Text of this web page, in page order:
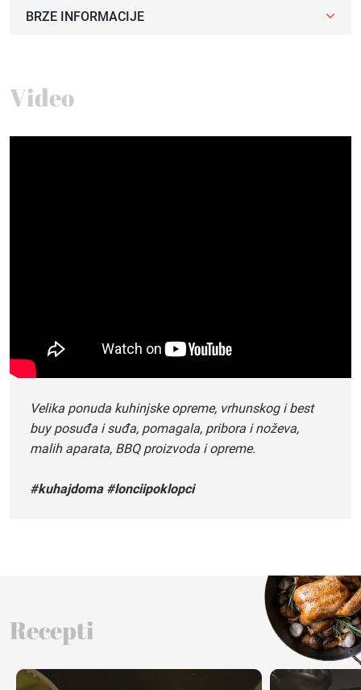
BRZE INFORMACIJE
Video
Velika ponuda kuhinjske opreme, vrhunskog i best
buy posuđa i suđa, pomagala, pribora i noževa,
malih aparata, BBQ proizvoda i opreme.
#kuhajdoma #lonciipoklopci
Recepti